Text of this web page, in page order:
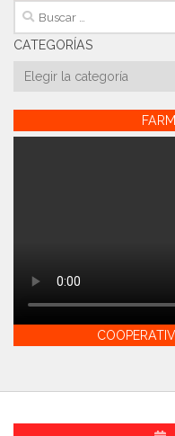
Buscar:
CATEGORÍAS
Categorías